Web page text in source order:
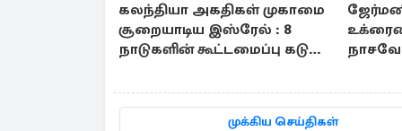
கலந்தியா அகதிகள் முகாமை
சூறையாடிய இஸ்ரேல் : 8
நாடுகளின் கூட்டமைப்பு கடும்
முக்கிய செய்திகள்